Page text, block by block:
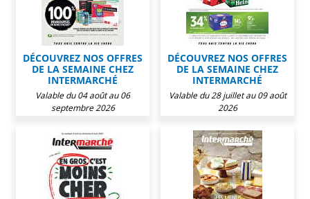
DÉCOUVREZ NOS OFFRES
DE LA SEMAINE CHEZ
INTERMARCHÉ
Valable du 04 août au 06
septembre 2026
DÉCOUVREZ NOS OFFRES
DE LA SEMAINE CHEZ
INTERMARCHÉ
Valable du 28 juillet au 09 août
2026